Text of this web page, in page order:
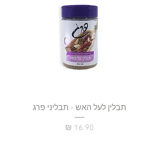
תבלין לעל האש - תבליני פרג
מחיר